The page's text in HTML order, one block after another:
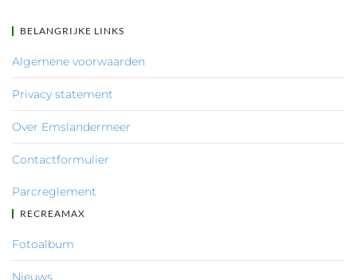
BELANGRIJKE LINKS
Algemene voorwaarden
Privacy statement
Over Emslandermeer
Contactformulier
Parcreglement
RECREAMAX
Fotoalbum
Nieuws